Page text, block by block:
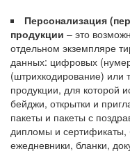
Персонализация
продукции – это
отдельном экземпляре
данных: цифровых
(штрихкодирование) или
продукции, для которой
бейджи, открытки и
пакеты и пакеты с
дипломы и сертификаты,
ежедневники, бланки,